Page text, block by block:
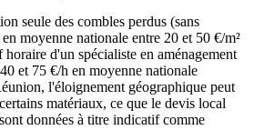
seule des combles perdus (sans
moyenne nationale entre 20 et 50 €/m²
d'un spécialiste en aménagement
et 75 €/h en moyenne nationale
l'éloignement géographique peut
matériaux, ce que le devis local
données à titre indicatif comme